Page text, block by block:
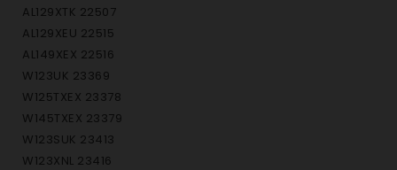
AL129XTK 22507
AL129XEU 22515
AL149XEX 22516
W123UK 23369
W125TXEX 23378
W145TXEX 23379
W123SUK 23413
W123XNL 23416